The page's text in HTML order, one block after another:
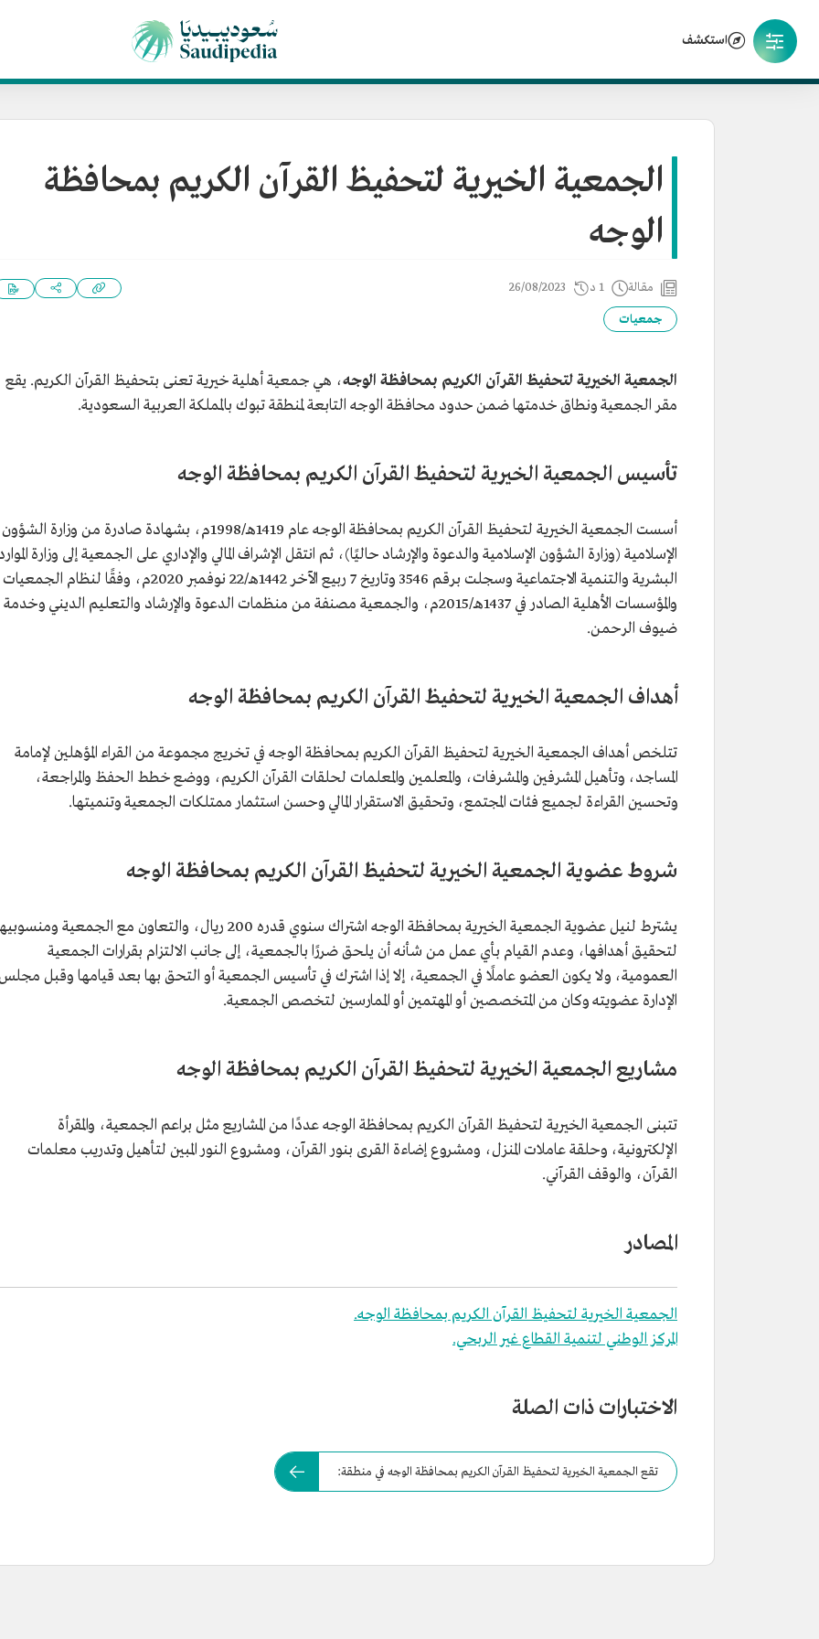
استكشف
الجمعية الخيرية لتحفيظ القرآن الكريم بمحافظة
الوجه
مقالة 1 د 26/08/2023
جمعيات
الجمعية الخيرية لتحفيظ القرآن الكريم بمحافظة الوجه، هي جمعية أهلية خيرية تعنى بتحفيظ القرآن الكريم. يقع
مقر الجمعية ونطاق خدمتها ضمن حدود محافظة الوجه التابعة لمنطقة تبوك بالمملكة العربية السعودية.
تأسيس الجمعية الخيرية لتحفيظ القرآن الكريم بمحافظة الوجه
أسست الجمعية الخيرية لتحفيظ القرآن الكريم بمحافظة الوجه عام 1419هـ/1998م، بشهادة صادرة من وزارة الشؤون
الإسلامية (وزارة الشؤون الإسلامية والدعوة والإرشاد حاليًا)، ثم انتقل الإشراف المالي والإداري على الجمعية إلى وزارة
البشرية والتنمية الاجتماعية وسجلت برقم 3546 وتاريخ 7 ربيع الآخر 1442هـ/22 نوفمبر 2020م، وفقًا لنظام الجمعيات
والمؤسسات الأهلية الصادر في 1437هـ/2015م، والجمعية مصنفة من منظمات الدعوة والإرشاد والتعليم الديني وخدمة
ضيوف الرحمن.
أهداف الجمعية الخيرية لتحفيظ القرآن الكريم بمحافظة الوجه
تتلخص أهداف الجمعية الخيرية لتحفيظ القرآن الكريم بمحافظة الوجه في تخريج مجموعة من القراء المؤهلين لإمامة
المساجد، وتأهيل المشرفين والمشرفات، والمعلمين والمعلمات لحلقات القرآن الكريم، ووضع خطط الحفظ والمراجعة،
وتحسين القراءة لجميع فئات المجتمع، وتحقيق الاستقرار المالي وحسن استثمار ممتلكات الجمعية وتنميتها.
شروط عضوية الجمعية الخيرية لتحفيظ القرآن الكريم بمحافظة الوجه
يشترط لنيل عضوية الجمعية الخيرية بمحافظة الوجه اشتراك سنوي قدره 200 ريال، والتعاون مع الجمعية
لتحقيق أهدافها، وعدم القيام بأي عمل من شأنه أن يلحق ضررًا بالجمعية، إلى جانب الالتزام بقرارات الجمعية
العمومية، ولا يكون العضو عاملًا في الجمعية، إلا إذا اشترك في تأسيس الجمعية أو التحق بها بعد قيامها وقبل
الإدارة عضويته وكان من المتخصصين أو المهتمين أو الممارسين لتخصص الجمعية.
مشاريع الجمعية الخيرية لتحفيظ القرآن الكريم بمحافظة الوجه
تتبنى الجمعية الخيرية لتحفيظ القرآن الكريم بمحافظة الوجه عددًا من المشاريع مثل براعم الجمعية، والمقرأة
الإلكترونية، وحلقة عاملات المنزل، ومشروع إضاءة القرى بنور القرآن، ومشروع النور المبين لتأهيل وتدريب معلمات
القرآن، والوقف القرآني.
المصادر
الجمعية الخيرية لتحفيظ القرآن الكريم بمحافظة الوجه.
المركز الوطني لتنمية القطاع غير الربحي.
الاختبارات ذات الصلة
تقع الجمعية الخيرية لتحفيظ القرآن الكريم بمحافظة الوجه في منطقة: